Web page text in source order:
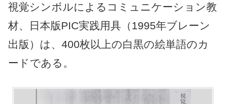
視覚シンボルによるコミュニケーション教
材、日本版PIC実践用具（1995年ブレーン
出版）は、400枚以上の白黒の絵単語のカ
ードである。